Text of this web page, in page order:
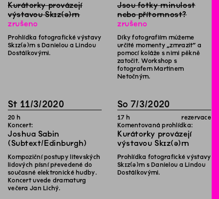
Kurátorky provázejí
výstavou Skɪz(ə)m
zrušeno
Prohlídka fotografické výstavy
Skɪz(ə)m s Danielou a Lindou
Dostálkovými.
Jsou fotky minulost
nebo přítomnost?
zrušeno
Díky fotografiím můžeme
určité momenty „zmrazit“ a
pomocí koláže s nimi pěkně
zatočit. Workshop s
fotografem Martinem
Netočným.
St 11/3/2020
20 h
Koncert:
Joshua Sabin
(Subtext/Edinburgh)
Kompoziční postupy litevských
lidových písní převedené do
současné elektronické hudby.
Koncert uvede dramaturg
večera Jan Lichý.
So 7/3/2020
17 h
rezervace
Komentovaná prohlídka:
Kurátorky provázejí
výstavou Skɪz(ə)m
Prohlídka fotografické výstavy
Skɪz(ə)m s Danielou a Lindou
Dostálkovými.